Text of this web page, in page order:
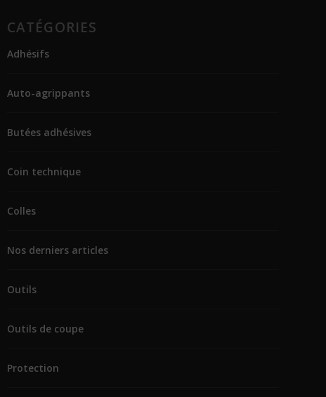
CATÉGORIES
Adhésifs
Auto-agrippants
Butées adhésives
Coin technique
Colles
Nos derniers articles
Outils
Outils de coupe
Protection